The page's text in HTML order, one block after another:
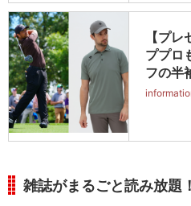
【プ
ププロ
フの半
雑誌がまるごと読み放題！